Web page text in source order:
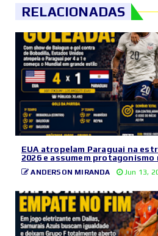
RELACIONADAS
EUA atropelam Paraguai na
2026 e assumem protagonismo
ANDERSON MIRANDA Jun 13,